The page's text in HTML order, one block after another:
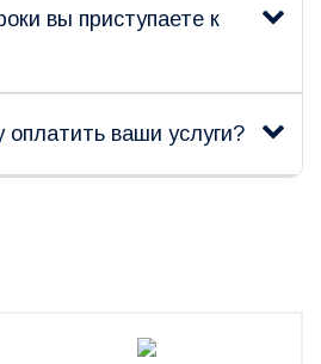
вы приступаете к
оплатить ваши услуги?